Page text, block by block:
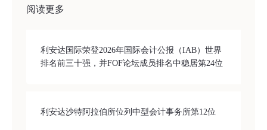
阅读更多
利安达国际荣登2026年国际会计公报（IAB）世界
排名前三十强，并FOF论坛成员排名中稳居第24位
利安达沙特阿拉伯所位列中型会计事务所第12位